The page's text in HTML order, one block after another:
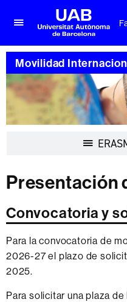
aquí
para
desplegar
el
menú
de
Facultad
Universitat
Autònoma
de
Barcelona
Movilidad
Presentación
Convocatoria y
Para la convocatoria de
2026-27 el plazo de
2025.
Para solicitar una plaza